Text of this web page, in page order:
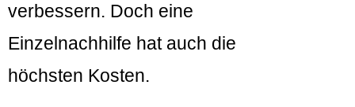
verbessern. Doch eine
Einzelnachhilfe hat auch die
höchsten Kosten.